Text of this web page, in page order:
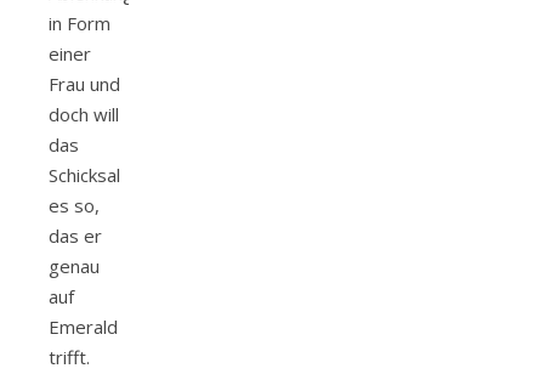
in Form
einer
Frau und
doch will
das
Schicksal
es so,
das er
genau
auf
Emerald
trifft.